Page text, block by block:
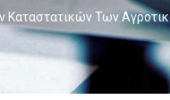
Καταστατικών Των